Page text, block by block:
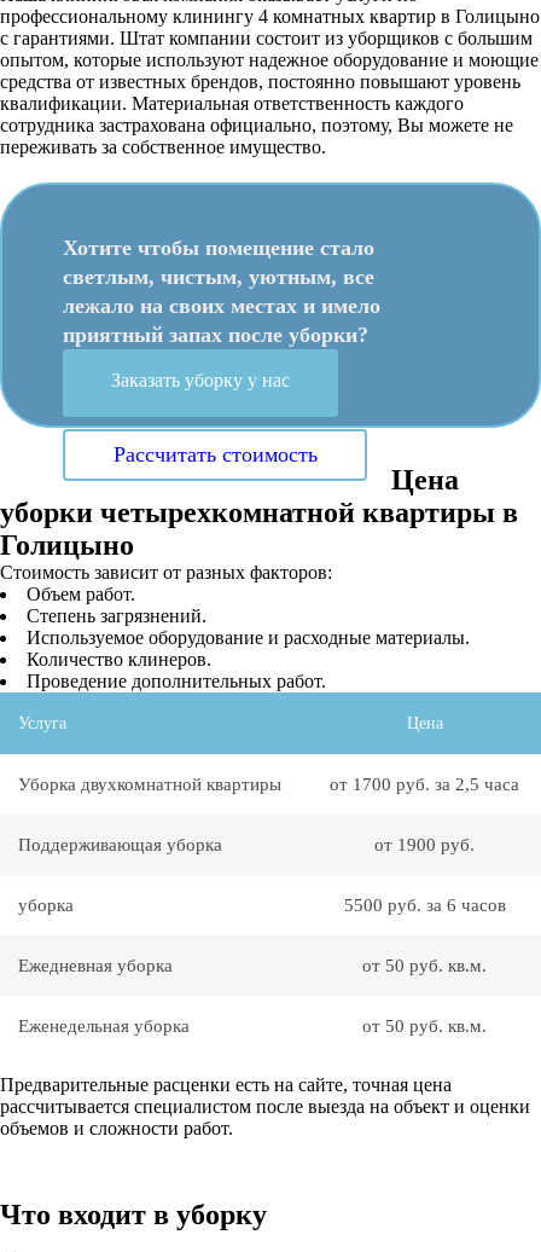
профессиональному клинингу 4 комнатных квартир в Голицыно
с гарантиями. Штат компании состоит из уборщиков с большим
опытом, которые используют надежное оборудование и моющие
средства от известных брендов, постоянно повышают уровень
квалификации. Материальная ответственность каждого
сотрудника застрахована официально, поэтому, Вы можете не
переживать за собственное имущество.
Хотите чтобы помещение стало
светлым, чистым, уютным, все
лежало на своих местах и имело
приятный запах после уборки?
Заказать уборку у нас
Рассчитать стоимость
Цена
уборки четырехкомнатной квартиры в
Голицыно
Стоимость зависит от разных факторов:
Объем работ.
Степень загрязнений.
Используемое оборудование и расходные материалы.
Количество клинеров.
Проведение дополнительных работ.
Услуга Цена
Уборка двухкомнатной квартиры от 1700 руб. за 2,5 часа
Поддерживающая уборка от 1900 руб.
уборка 5500 руб. за 6 часов
Ежедневная уборка от 50 руб. кв.м.
Еженедельная уборка от 50 руб. кв.м.
Предварительные расценки есть на сайте, точная цена
рассчитывается специалистом после выезда на объект и оценки
объемов и сложности работ.
Что входит в уборку